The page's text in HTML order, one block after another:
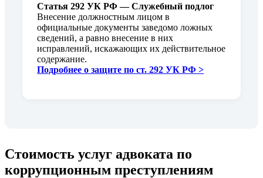
Статья 292 УК РФ — Служебный подлог
Внесение должностным лицом в
официальные документы заведомо ложных
сведений, а равно внесение в них
исправлений, искажающих их действительное
содержание.
Подробнее о защите по ст. 292 УК РФ >
Стоимость услуг адвоката по
коррупционным преступлениям